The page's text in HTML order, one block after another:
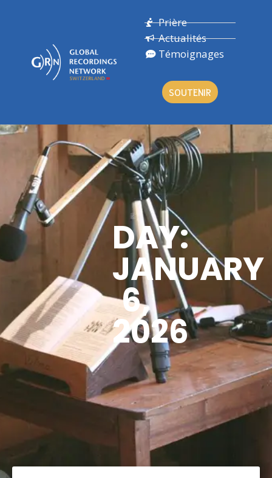
Prière
Actualités
Témoignages
SOUTENIR
DAY:
JANUARY
6,
2026